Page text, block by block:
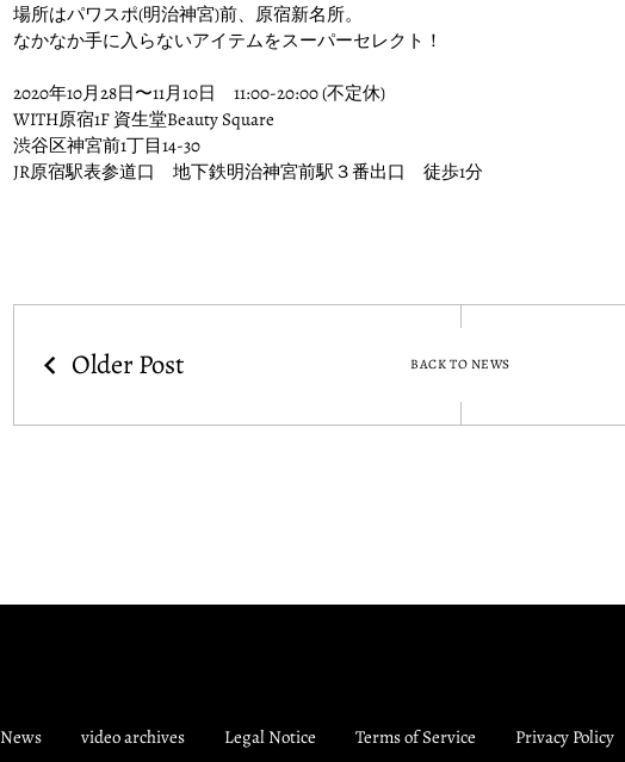
場所はパワスポ(明治神宮)前、原宿新名所。
なかなか手に入らないアイテムをスーパーセレクト！
2020年10月28日〜11月10日 11:00-20:00 (不定休)
WITH原宿1F 資生堂Beauty Square
渋谷区神宮前1丁目14-30
JR原宿駅表参道口 地下鉄明治神宮前駅３番出口 徒歩1分
BACK TO NEWS
Older Post
News video archives Legal Notice Terms of Service Privacy Policy